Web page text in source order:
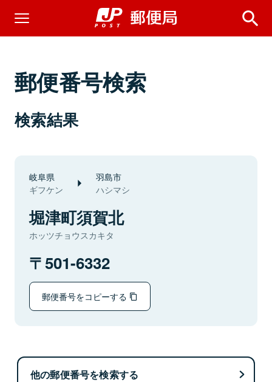
郵便番号検索
検索結果
岐阜県
ギフケン
羽島市
ハシマシ
堀津町須賀北
ホッツチョウスカキタ
501-6332
郵便番号をコピーする
他の郵便番号を検索する